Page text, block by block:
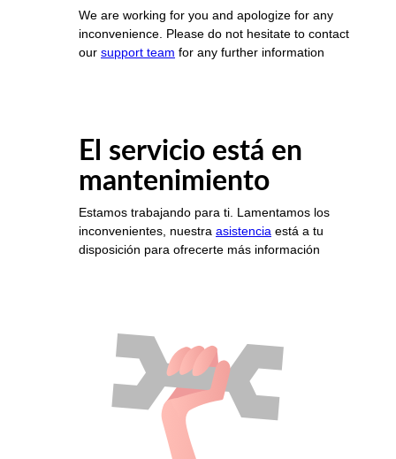
We are working for you and apologize for any
inconvenience. Please do not hesitate to contact
our support team for any further information
El servicio está en
mantenimiento
Estamos trabajando para ti. Lamentamos los
inconvenientes, nuestra asistencia está a tu
disposición para ofrecerte más información